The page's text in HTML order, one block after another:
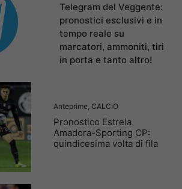
Telegram del Veggente:
pronostici esclusivi e in
tempo reale su
marcatori, ammoniti, tiri
in porta e tanto altro!
Anteprime, CALCIO
Pronostico Estrela
Amadora-Sporting CP:
quindicesima volta di fila